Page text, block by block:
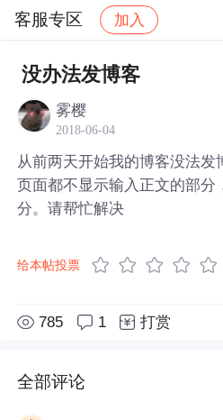
客服专区 加入
社区 客服专区
没办法发博客
雾樱
2018-06-04
从前两天开始我的博客没法
页面都不显示输入正文的部分
分。请帮忙解决
给本帖投票
785 1 打赏
全部评论